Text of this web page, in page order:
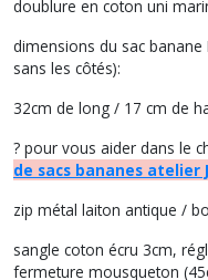
doublure en coton uni
dimensions du sac banane
sans les côtés):
32cm de long / 17 cm de
? pour vous aider dans le
de sacs bananes atelier
zip métal laiton antique /
sangle coton écru 3cm,
fermeture mousqueton